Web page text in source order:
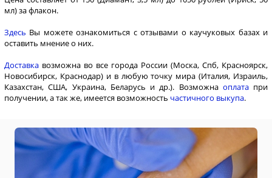
мл) за флакон.
Здесь Вы можете ознакомиться с отзывами о каучуковых базах и
оставить мнение о них.
Доставка возможна во все города России (Моска, Спб, Красноярск,
Новосибирск, Краснодар) и в любую точку мира (Италия, Израиль,
Казахстан, США, Украина, Беларусь и др.). Возможна оплатапри
получении, а так же, имеется возможность частичного выкупа.